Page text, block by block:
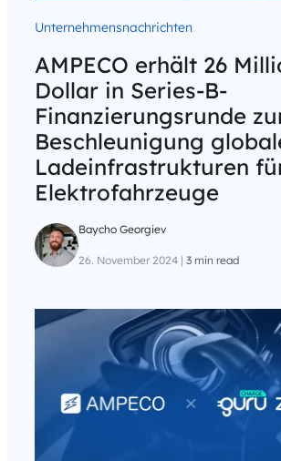
Unternehmensnachrichten
AMPECO erhält 26
Dollar in Series-B-
Finanzierungsrunde
Beschleunigung
Ladeinfrastrukturen
Elektrofahrzeuge
Baycho Georgiev
26. November 2024 | 3 min read